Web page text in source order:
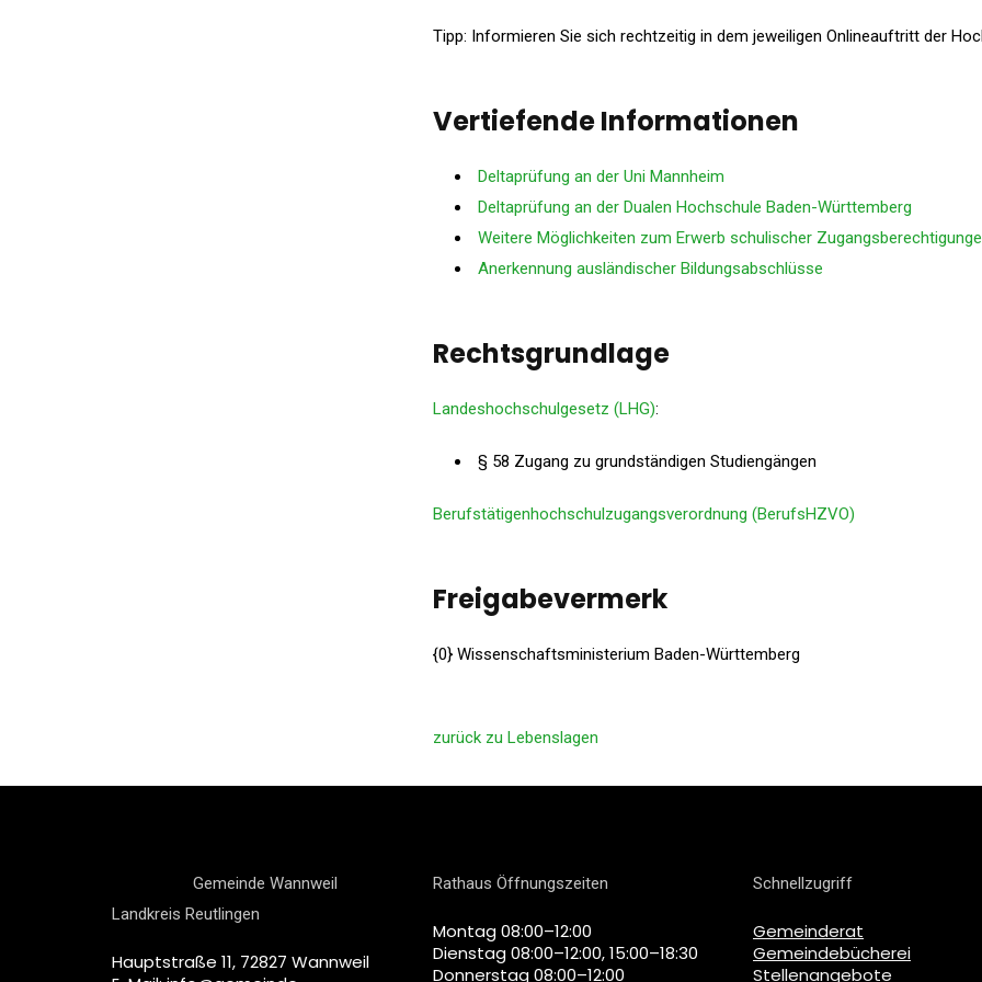
Tipp: Informieren Sie sich rechtzeitig in dem jeweiligen Onlineauftritt der
Vertiefende Informationen
Deltaprüfung an der Uni Mannheim
Deltaprüfung an der Dualen Hochschule Baden-Württemberg
Weitere Möglichkeiten zum Erwerb schulischer
Anerkennung ausländischer Bildungsabschlüsse
Rechtsgrundlage
Landeshochschulgesetz (LHG):
§ 58 Zugang zu grundständigen Studiengängen
Berufstätigenhochschulzugangsverordnung (BerufsHZVO)
Freigabevermerk
{0}Wissenschaftsministerium Baden-Württemberg
zurück zu Lebenslagen
Gemeinde Wannweil
Landkreis Reutlingen
Hauptstraße 11, 72827 Wannweil
Rathaus Öffnungszeiten
Montag 08:00–12:00
Dienstag 08:00–12:00, 15:00–18:30
Donnerstag 08:00–12:00
Schnellzugriff
Gemeinderat
Gemeindebücherei
Stellenangebote